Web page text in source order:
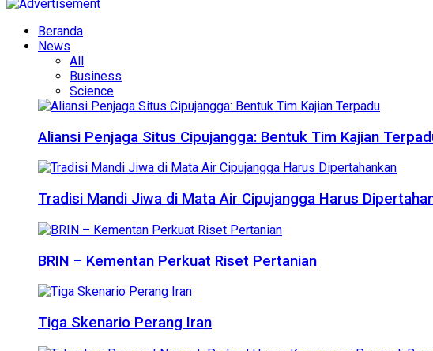
Beranda
News
All
Business
Science
Aliansi Penjaga Situs Cipujangga: Bentuk Tim Kajian
Tradisi Mandi Jiwa di Mata Air Cipujangga Harus
BRIN – Kementan Perkuat Riset Pertanian
Tiga Skenario Perang Iran